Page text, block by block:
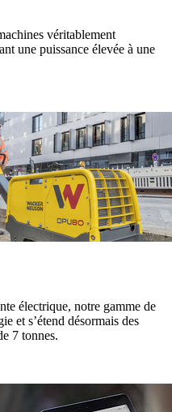
véritablement
une puissance élevée à une
électrique, notre gamme de
et s’étend désormais des
7 tonnes.